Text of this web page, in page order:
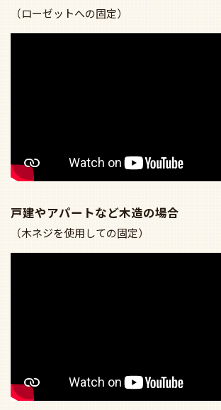
（ローゼットへの固定）
戸建やアパートなど木造の場合
（木ネジを使用しての固定）